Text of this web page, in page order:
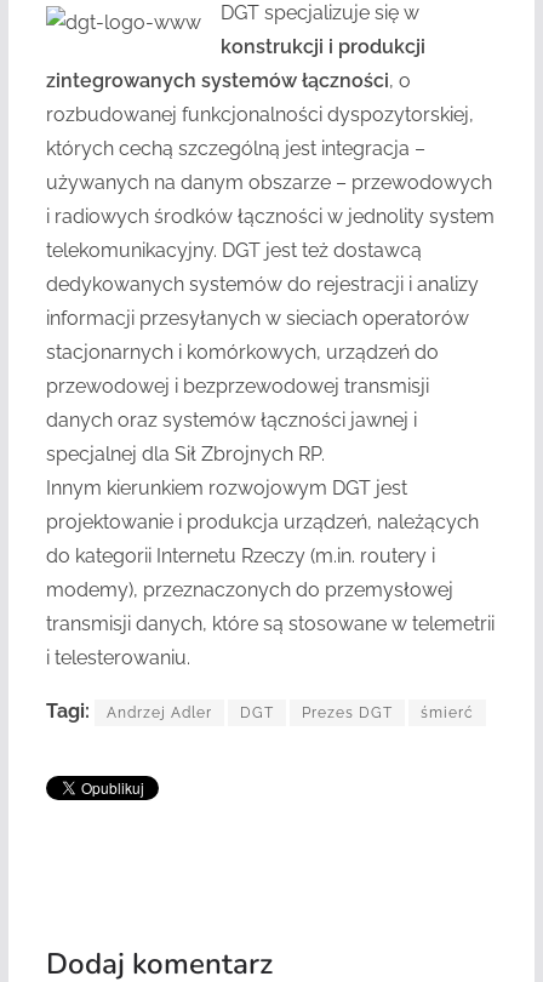
DGT specjalizuje się w
konstrukcji i produkcji
zintegrowanych systemów łączności, o
rozbudowanej funkcjonalności dyspozytorskiej,
których cechą szczególną jest integracja –
używanych na danym obszarze – przewodowych
i radiowych środków łączności w jednolity system
telekomunikacyjny. DGT jest też dostawcą
dedykowanych systemów do rejestracji i analizy
informacji przesyłanych w sieciach operatorów
stacjonarnych i komórkowych, urządzeń do
przewodowej i bezprzewodowej transmisji
danych oraz systemów łączności jawnej i
specjalnej dla Sił Zbrojnych RP.
Innym kierunkiem rozwojowym DGT jest
projektowanie i produkcja urządzeń, należących
do kategorii Internetu Rzeczy (m.in. routery i
modemy), przeznaczonych do przemysłowej
transmisji danych, które są stosowane w telemetrii
i telesterowaniu.
Tagi: Andrzej Adler DGT Prezes DGT śmierć
Dodaj komentarz